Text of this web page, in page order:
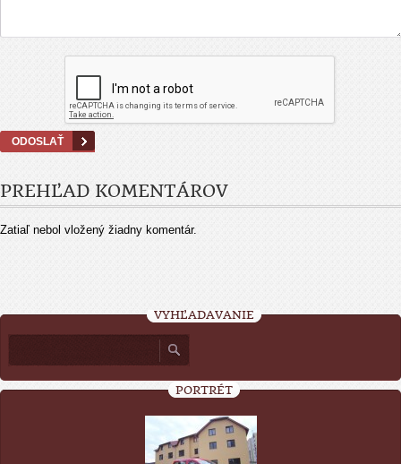
PREHĽAD KOMENTÁROV
Zatiaľ nebol vložený žiadny komentár.
VYHĽADÁVANIE
PORTRÉT